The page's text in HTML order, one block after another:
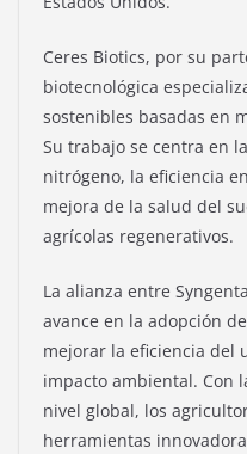
Ceres Biotics, por su
biotecnológica
sostenibles basadas en
Su trabajo se centra en
nitrógeno, la eficiencia
mejora de la salud del
agrícolas regenerativos.
La alianza entre
avance en la adopción
mejorar la eficiencia del
impacto ambiental. Con
nivel global, los
herramientas